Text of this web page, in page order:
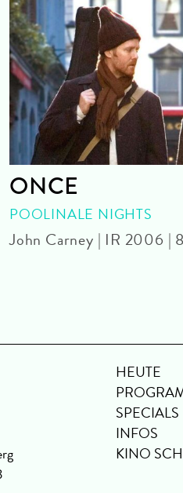
ONCE
POOLINALE NIGHTS
John Carney | IR 2006 |
HEUTE
SPECIALS
INFOS
KINO